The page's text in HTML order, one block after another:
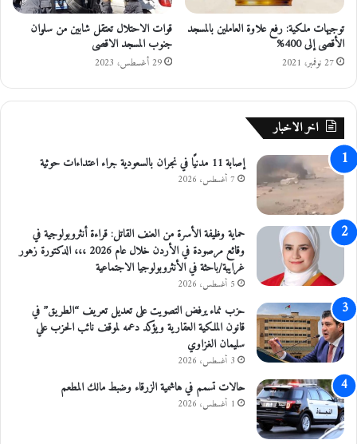
ب
ا
ش
ر
ف
ي
م
ي
ر
ك
ا
توجيهات ملكية: رفع علاوة العاملين بالمسجد
الأقصى إلى 400%
27 نوفمبر، 2021
قوات الاحتلال تعتقل شابين من سلوان
جنوب المسجد الاقصى
29 أغسطس، 2023
اخر الاخبار
إصابة 11 مدنيًا في نجران بالسعودية جراء اعتداءات حوثية
7 أغسطس، 2026
حماية وظيفة الأسرة من العنف القاتل: قراءة أنثروبولوجية في
وقائع مرصودة في الأردن خلال عام 2026 ،،، الدكتورة زهور
غرايبة/باحثة في الأنثروبولوجيا الاجتماعية
5 أغسطس، 2026
حزب نماء يرفض التصويت على تعديل تعريف “الطريق” في
قانون الملكية العقارية ويؤكد دعمه لموقف نائب الحزب علي
سليمان الغزاوي
3 أغسطس، 2026
حالات تسمم في هاشمية الزرقاء وضبط مالك المطعم
1 أغسطس، 2026